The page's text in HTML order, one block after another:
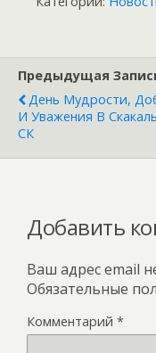
Предыдущая
День Мудрости,
И Уважения В
СК
Добавить
Ваш адрес email
Обязательные
Комментарий *